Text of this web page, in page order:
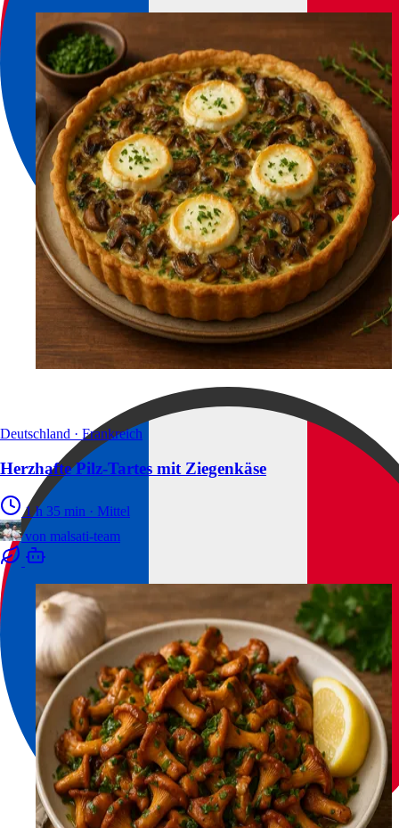
Deutschland · Frankreich
Herzhafte Pilz-Tartes mit Ziegenkäse
1 h 35 min · Mittel
von malsati-team